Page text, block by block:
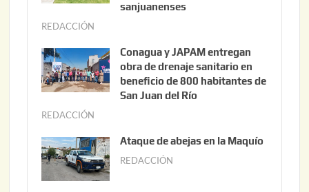
t
,
2
0
sanjuanenses
REDACCIÓN
n
i
o
,
2
0
Conagua y JAPAM entregan
obra de drenaje sanitario en
beneficio de 800 habitantes de
San Juan del Río
REDACCIÓN
n
i
o
Ataque de abejas en la Maquío
REDACCIÓN